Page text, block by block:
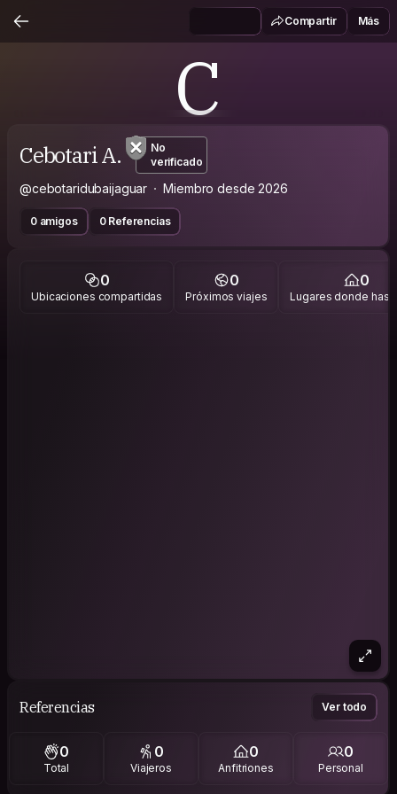
Compartir Más
C
Cebotari A.
No
verificado
@cebotaridubaijaguar Miembro desde 2026
0 amigos 0 Referencias
0
Ubicaciones compartidas
0
Próximos viajes
0
Lugares donde has
Referencias Ver todo
0
Total
0
Viajeros
0
Anfitriones
0
Personal